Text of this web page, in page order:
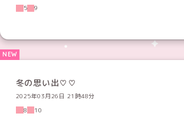
5
9
冬の思い出♡♡
2025年03月26日 21時48分
8
10